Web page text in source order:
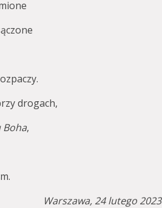
drogach,
,
Warszawa, 24 lutego 2023